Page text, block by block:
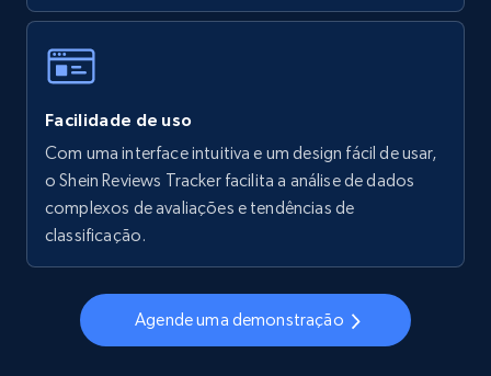
specific keywords
URL, Final price, Sku, Currency, Gtin,
Specifications, Image urls, Top reviews, and
more.
5.6K+ 875+ Comece agora
Facilidade de uso
Com uma interface intuitiva e um design fácil de usar,
o Shein Reviews Tracker facilita a análise de dados
complexos de avaliações e tendências de
classificação.
Agende uma demonstração